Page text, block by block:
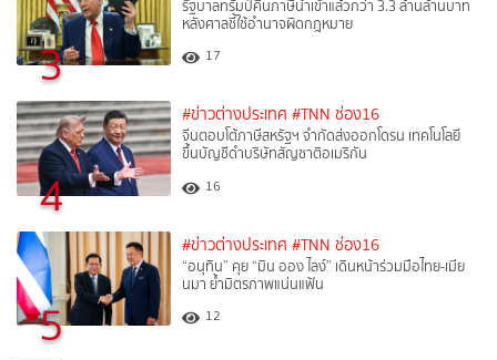
3
รัฐบาลทรัมป์คืนภาษีนำเข้าแล้วกว่า 3.3 ล้านล้านบาท
หลังศาลชี้ใช้อำนาจผิดกฎหมาย
17
4
#ข่าวต่างประเทศ #TNN ช่อง16
จีนตอบโต้ภาษีสหรัฐฯ จำกัดส่งออกโดรน เทคโนโลยี
ขึ้นบัญชีดำบริษัทสัญชาติอเมริกัน
16
5
#ข่าวต่างประเทศ #TNN ช่อง16
“อนุทิน” คุย “มิน ออง ไลง์” เดินหน้าร่วมมือไทย-เมีย
นมา ย้ำมิตรภาพแน่นแฟ้น
12